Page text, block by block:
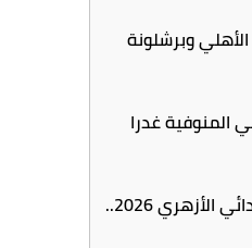
الأهلي وبرشلونة
المنوفية غدرا
نتيجة تنسيق الصف الأول الابتدائي الأزهري 2026..